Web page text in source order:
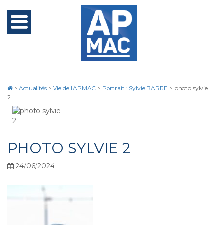
> Actualités > Vie de l'APMAC > Portrait : Sylvie BARRE > photo sylvie
2
PHOTO SYLVIE 2
24/06/2024